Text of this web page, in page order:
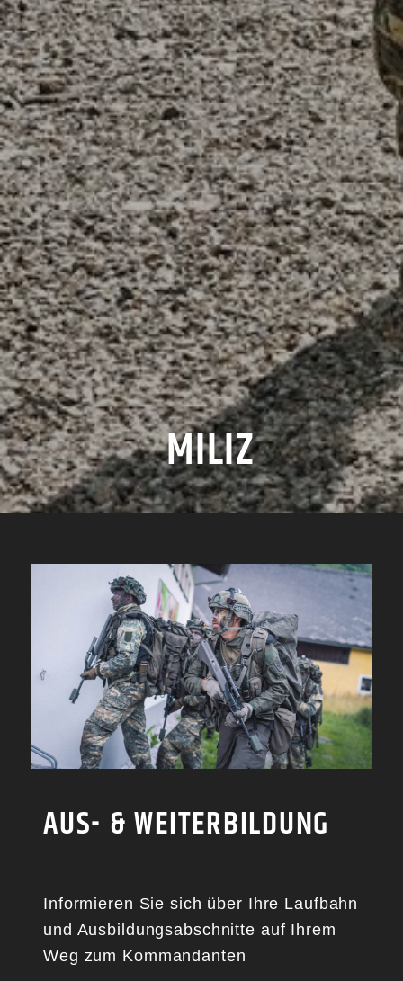
MILIZ
AUS- & WEITERBILDUNG
Informieren Sie sich über Ihre Laufbahn
und Ausbildungsabschnitte auf Ihrem
Weg zum Kommandanten